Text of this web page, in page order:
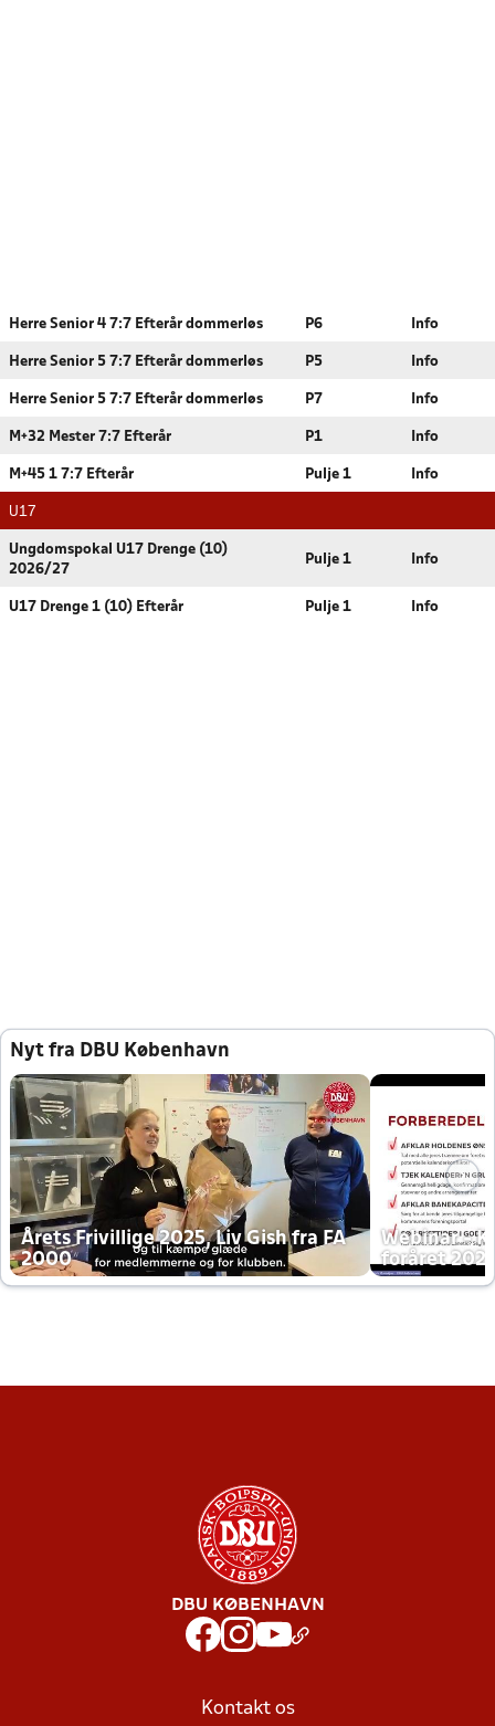
Herre Senior 4 7:7 Efterår dommerløs P6 Info
Herre Senior 5 7:7 Efterår dommerløs P5 Info
Herre Senior 5 7:7 Efterår dommerløs P7 Info
M+32 Mester 7:7 Efterår P1 Info
M+45 1 7:7 Efterår Pulje 1 Info
U17
Ungdomspokal U17 Drenge (10)
2026/27
Pulje 1 Info
U17 Drenge 1 (10) Efterår Pulje 1 Info
Nyt fra DBU København
Årets Frivillige 2025, Liv Gish fra FA
2000
Webinar -
foråret
DBU KØBENHAVN
Kontakt os